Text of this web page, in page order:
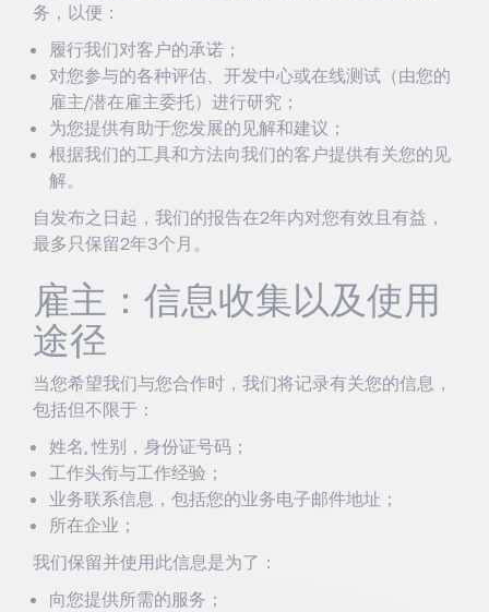
务，以便：
履行我们对客户的承诺；
对您参与的各种评估、开发中心或在线测试（由您的
雇主/潜在雇主委托）进行研究；
为您提供有助于您发展的见解和建议；
根据我们的工具和方法向我们的客户提供有关您的见
解。
自发布之日起，我们的报告在2年内对您有效且有益，
最多只保留2年3个月。
雇主：信息收集以及使用
途径
当您希望我们与您合作时，我们将记录有关您的信息，
包括但不限于：
姓名, 性别，身份证号码；
工作头衔与工作经验；
业务联系信息，包括您的业务电子邮件地址；
所在企业；
我们保留并使用此信息是为了：
向您提供所需的服务；